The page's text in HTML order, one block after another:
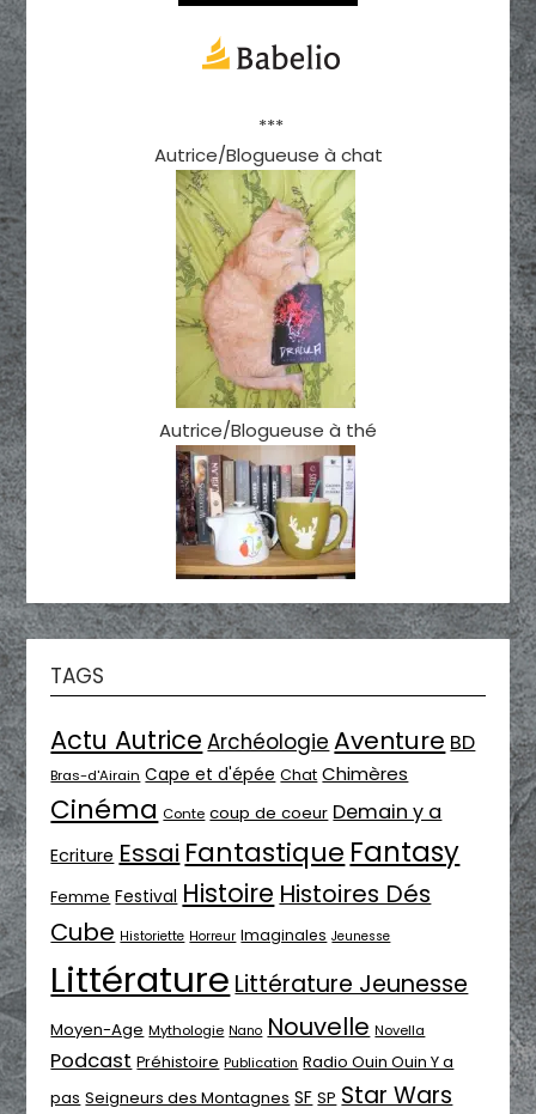
***
Autrice/Blogueuse à chat
Autrice/Blogueuse à thé
TAGS
Actu Autrice Archéologie Aventure BD
Bras-d'Airain Cape et d'épée Chat Chimères
Cinéma Conte coup de coeur Demain y a
Ecriture Essai Fantastique Fantasy
Femme Festival Histoire Histoires Dés
Cube Historiette Horreur Imaginales Jeunesse
Littérature Littérature Jeunesse
Moyen-Age Mythologie Nano Nouvelle Novella
Podcast Préhistoire Publication Radio Ouin Ouin Y a
pas Seigneurs des Montagnes SF SP Star Wars